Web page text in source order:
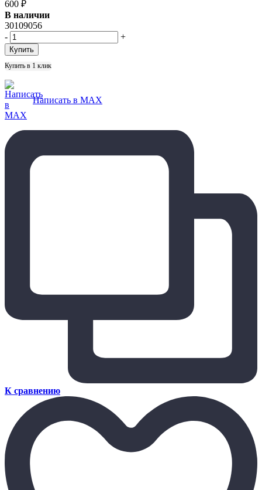
600 ₽
В наличии
30109056
-
+
Купить в 1 клик
Написать в MAX
К сравнению